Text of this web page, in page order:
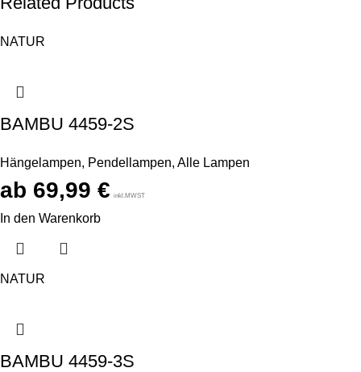
NATUR
BAMBU 4459-2S
Hängelampen, Pendellampen, Alle Lampen
69,99 € inkl.MWST
In den Warenkorb
NATUR
BAMBU 4459-3S